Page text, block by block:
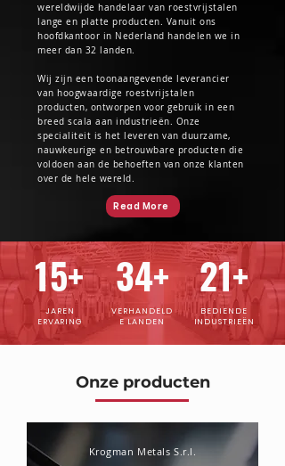
wereldwijde handelaar van roestvrijstalen
lange en platte producten. Vanuit ons
hoofdkantoor in Nederland handelen we in
meer dan 32 landen.
Wij zijn een toonaangevende leverancier
van hoogwaardige roestvrijstalen
producten, ontworpen voor gebruik in een
breed scala aan industrieën. Onze
specialiteit is het leveren van duurzame,
nauwkeurige en betrouwbare producten die
voldoen aan de behoeften van onze klanten
over de hele wereld.
Read More
15+
JAREN
ERVARING
34+
VERHANDELD
E LANDEN
21+
BEDIENDE
INDUSTRIEËN
Onze producten
Krogman Metals S.r.l.